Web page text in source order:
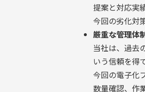
提案と対応実
今回の劣化対
厳重な管理体
当社は、過去
いう信頼を得
今回の電子化
数量確認、作